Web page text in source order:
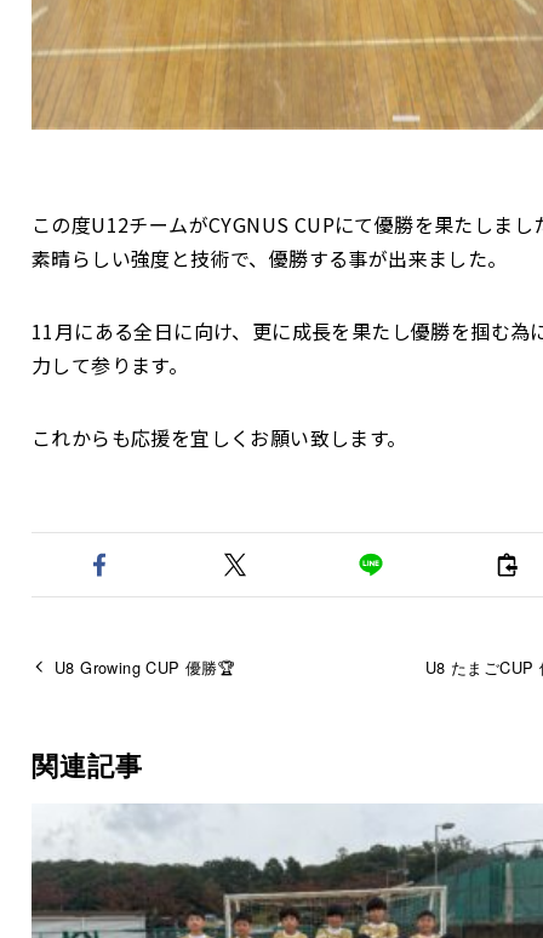
この度U12チームがCYGNUS CUPにて優勝を果たしまし
素晴らしい強度と技術で、優勝する事が出来ました。
11月にある全日に向け、更に成長を果たし優勝を掴む為
力して参ります。
これからも応援を宜しくお願い致します。
U8 Growing CUP 優勝🏆 U8 たまごCUP
関連記事